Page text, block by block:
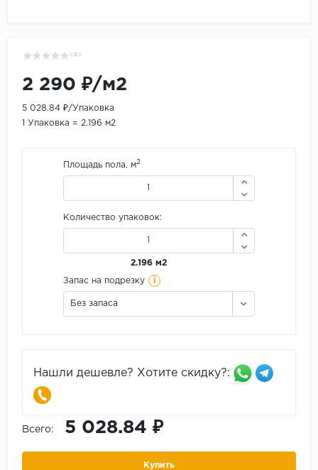
( 0 )
2 290 ₽/м2
5 028.84 ₽/Упаковка
1 Упаковка = 2.196 м2
Площадь пола, м2
Количество упаковок:
2.196 м2
Запас на подрезку i
Без запаса
Нашли дешевле? Хотите скидку?:
Всего: 5 028.84 ₽
Купить